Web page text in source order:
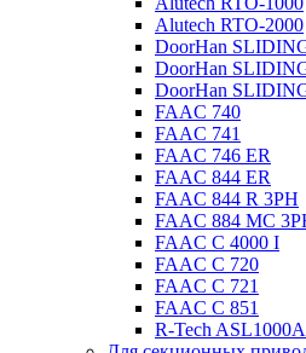
Alutech RTO-2000
DoorHan
DoorHan
DoorHan
FAAC 740
FAAC 741
FAAC 746 ER
FAAC 844 ER
FAAC 844 R 3PH
FAAC 884 MC
FAAC C 4000 I
FAAC C 720
FAAC C 721
FAAC C 851
R-Tech